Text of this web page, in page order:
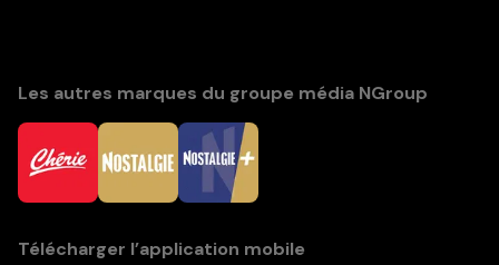
Les autres marques du groupe média NGroup
Télécharger l’application mobile